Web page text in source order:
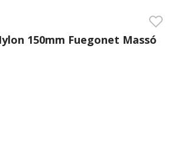
150mm Fuegonet Massó